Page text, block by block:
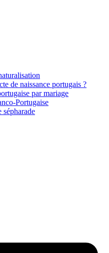
de naissance portugais ?
par mariage
Portugaise
sépharade